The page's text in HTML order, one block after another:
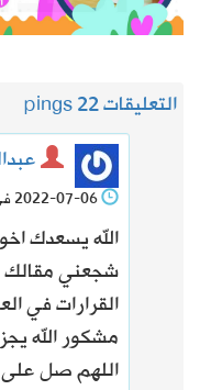
التعليقات 2 2 pings
الله يسعدك
شجعني مقالك
القرارات في
مشكور الله
اللهم صل